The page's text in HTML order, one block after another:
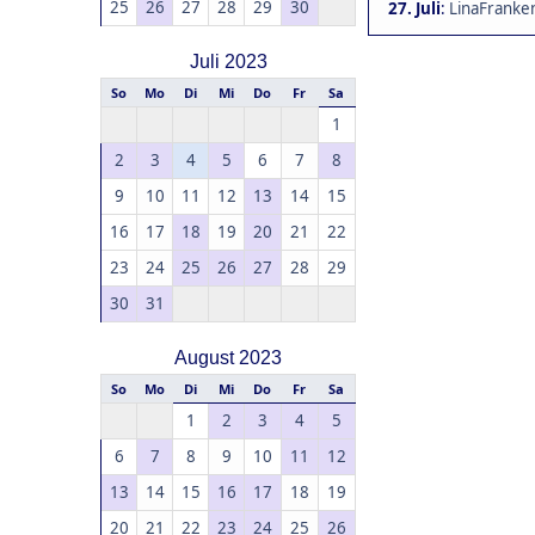
25 26 27 28 29 30
Juli 2023
So Mo Di Mi Do Fr Sa
1
2
3 4 5 6 7
8
9
10 11 12 13 14
15
16
17 18 19 20 21
22
23
24 25 26 27 28
29
30
31
August 2023
So Mo Di Mi Do Fr Sa
1 2 3 4
5
6
7 8 9 10 11
12
13
14 15 16 17 18
19
20
21 22 23 24 25 26
27. Juli: